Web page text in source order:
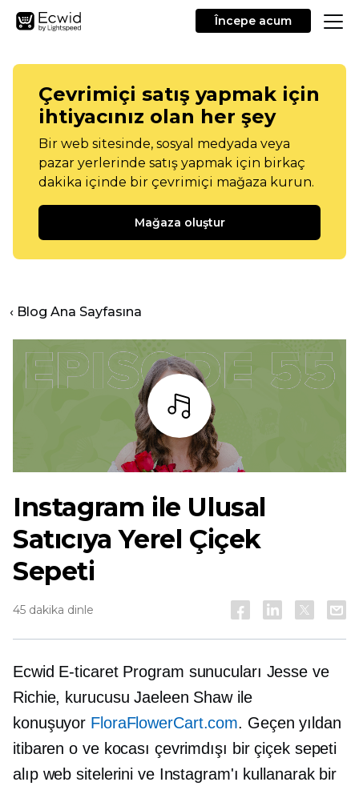
Începe acum
Çevrimiçi satış yapmak için
ihtiyacınız olan her şey
Bir web sitesinde, sosyal medyada veya
pazar yerlerinde satış yapmak için birkaç
dakika içinde bir çevrimiçi mağaza kurun.
Mağaza oluştur
‹ Blog Ana Sayfasına
dinlemek
Instagram ile Ulusal
Satıcıya Yerel Çiçek
Sepeti
45 dakika dinle
Ecwid E-ticaretProgram sunucuları Jesse ve
Richie, kurucusu Jaeleen Shaw ile
konuşuyor FloraFlowerCart.com. Geçen yıldan
itibaren o ve kocası çevrimdışı bir çiçek sepeti
alıp web sitelerini ve Instagram'ı kullanarak bir